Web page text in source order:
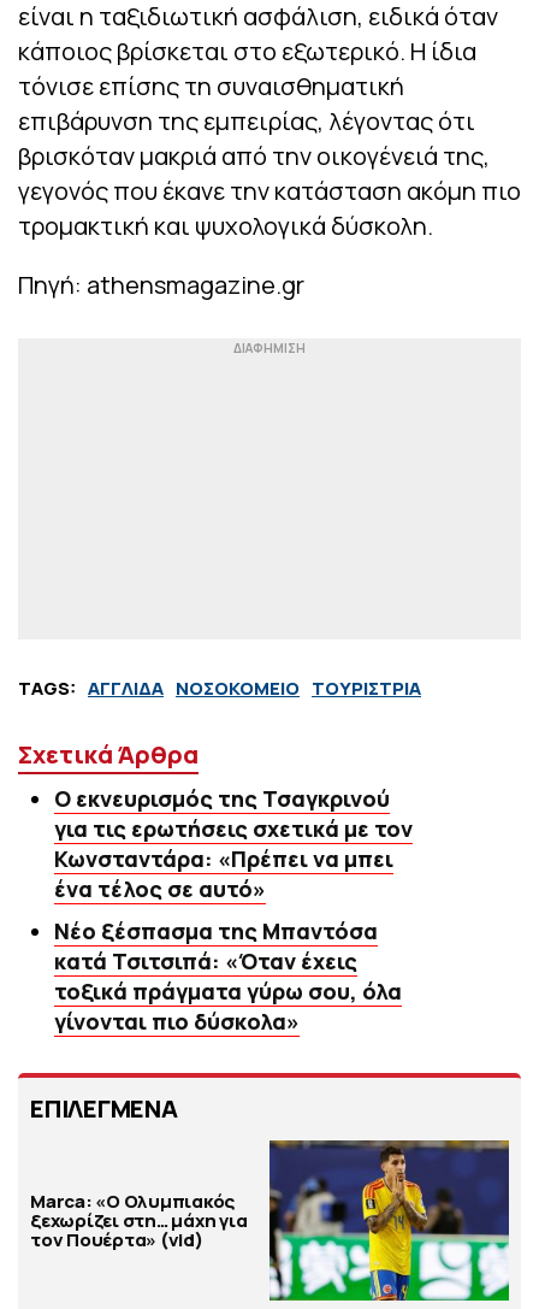
είναι η ταξιδιωτική ασφάλιση, ειδικά όταν
κάποιος βρίσκεται στο εξωτερικό. Η ίδια
τόνισε επίσης τη συναισθηματική
επιβάρυνση της εμπειρίας, λέγοντας ότι
βρισκόταν μακριά από την οικογένειά της,
γεγονός που έκανε την κατάσταση ακόμη πιο
τρομακτική και ψυχολογικά δύσκολη.
Πηγή: athensmagazine.gr
TAGS: ΑΓΓΛΙΔΑ ΝΟΣΟΚΟΜΕΙΟ ΤΟΥΡΙΣΤΡΙΑ
Σχετικά Άρθρα
Ο εκνευρισμός της Τσαγκρινού
για τις ερωτήσεις σχετικά με τον
Κωνσταντάρα: «Πρέπει να μπει
ένα τέλος σε αυτό»
Νέο ξέσπασμα της Μπαντόσα
κατά Τσιτσιπά: «Όταν έχεις
τοξικά πράγματα γύρω σου, όλα
γίνονται πιο δύσκολα»
ΕΠΙΛΕΓΜΕΝΑ
Marca: «Ο Ολυμπιακός
ξεχωρίζει στη… μάχη για
τον Πουέρτα» (vid)